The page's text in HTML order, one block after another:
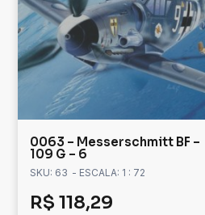
0063 – Messerschmitt BF –
109 G – 6
SKU: 63 - ESCALA: 1 : 72
R$ 118,29